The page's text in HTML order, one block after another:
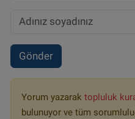
Gönder
Yorum yazarak topluluk
bulunuyor ve tüm